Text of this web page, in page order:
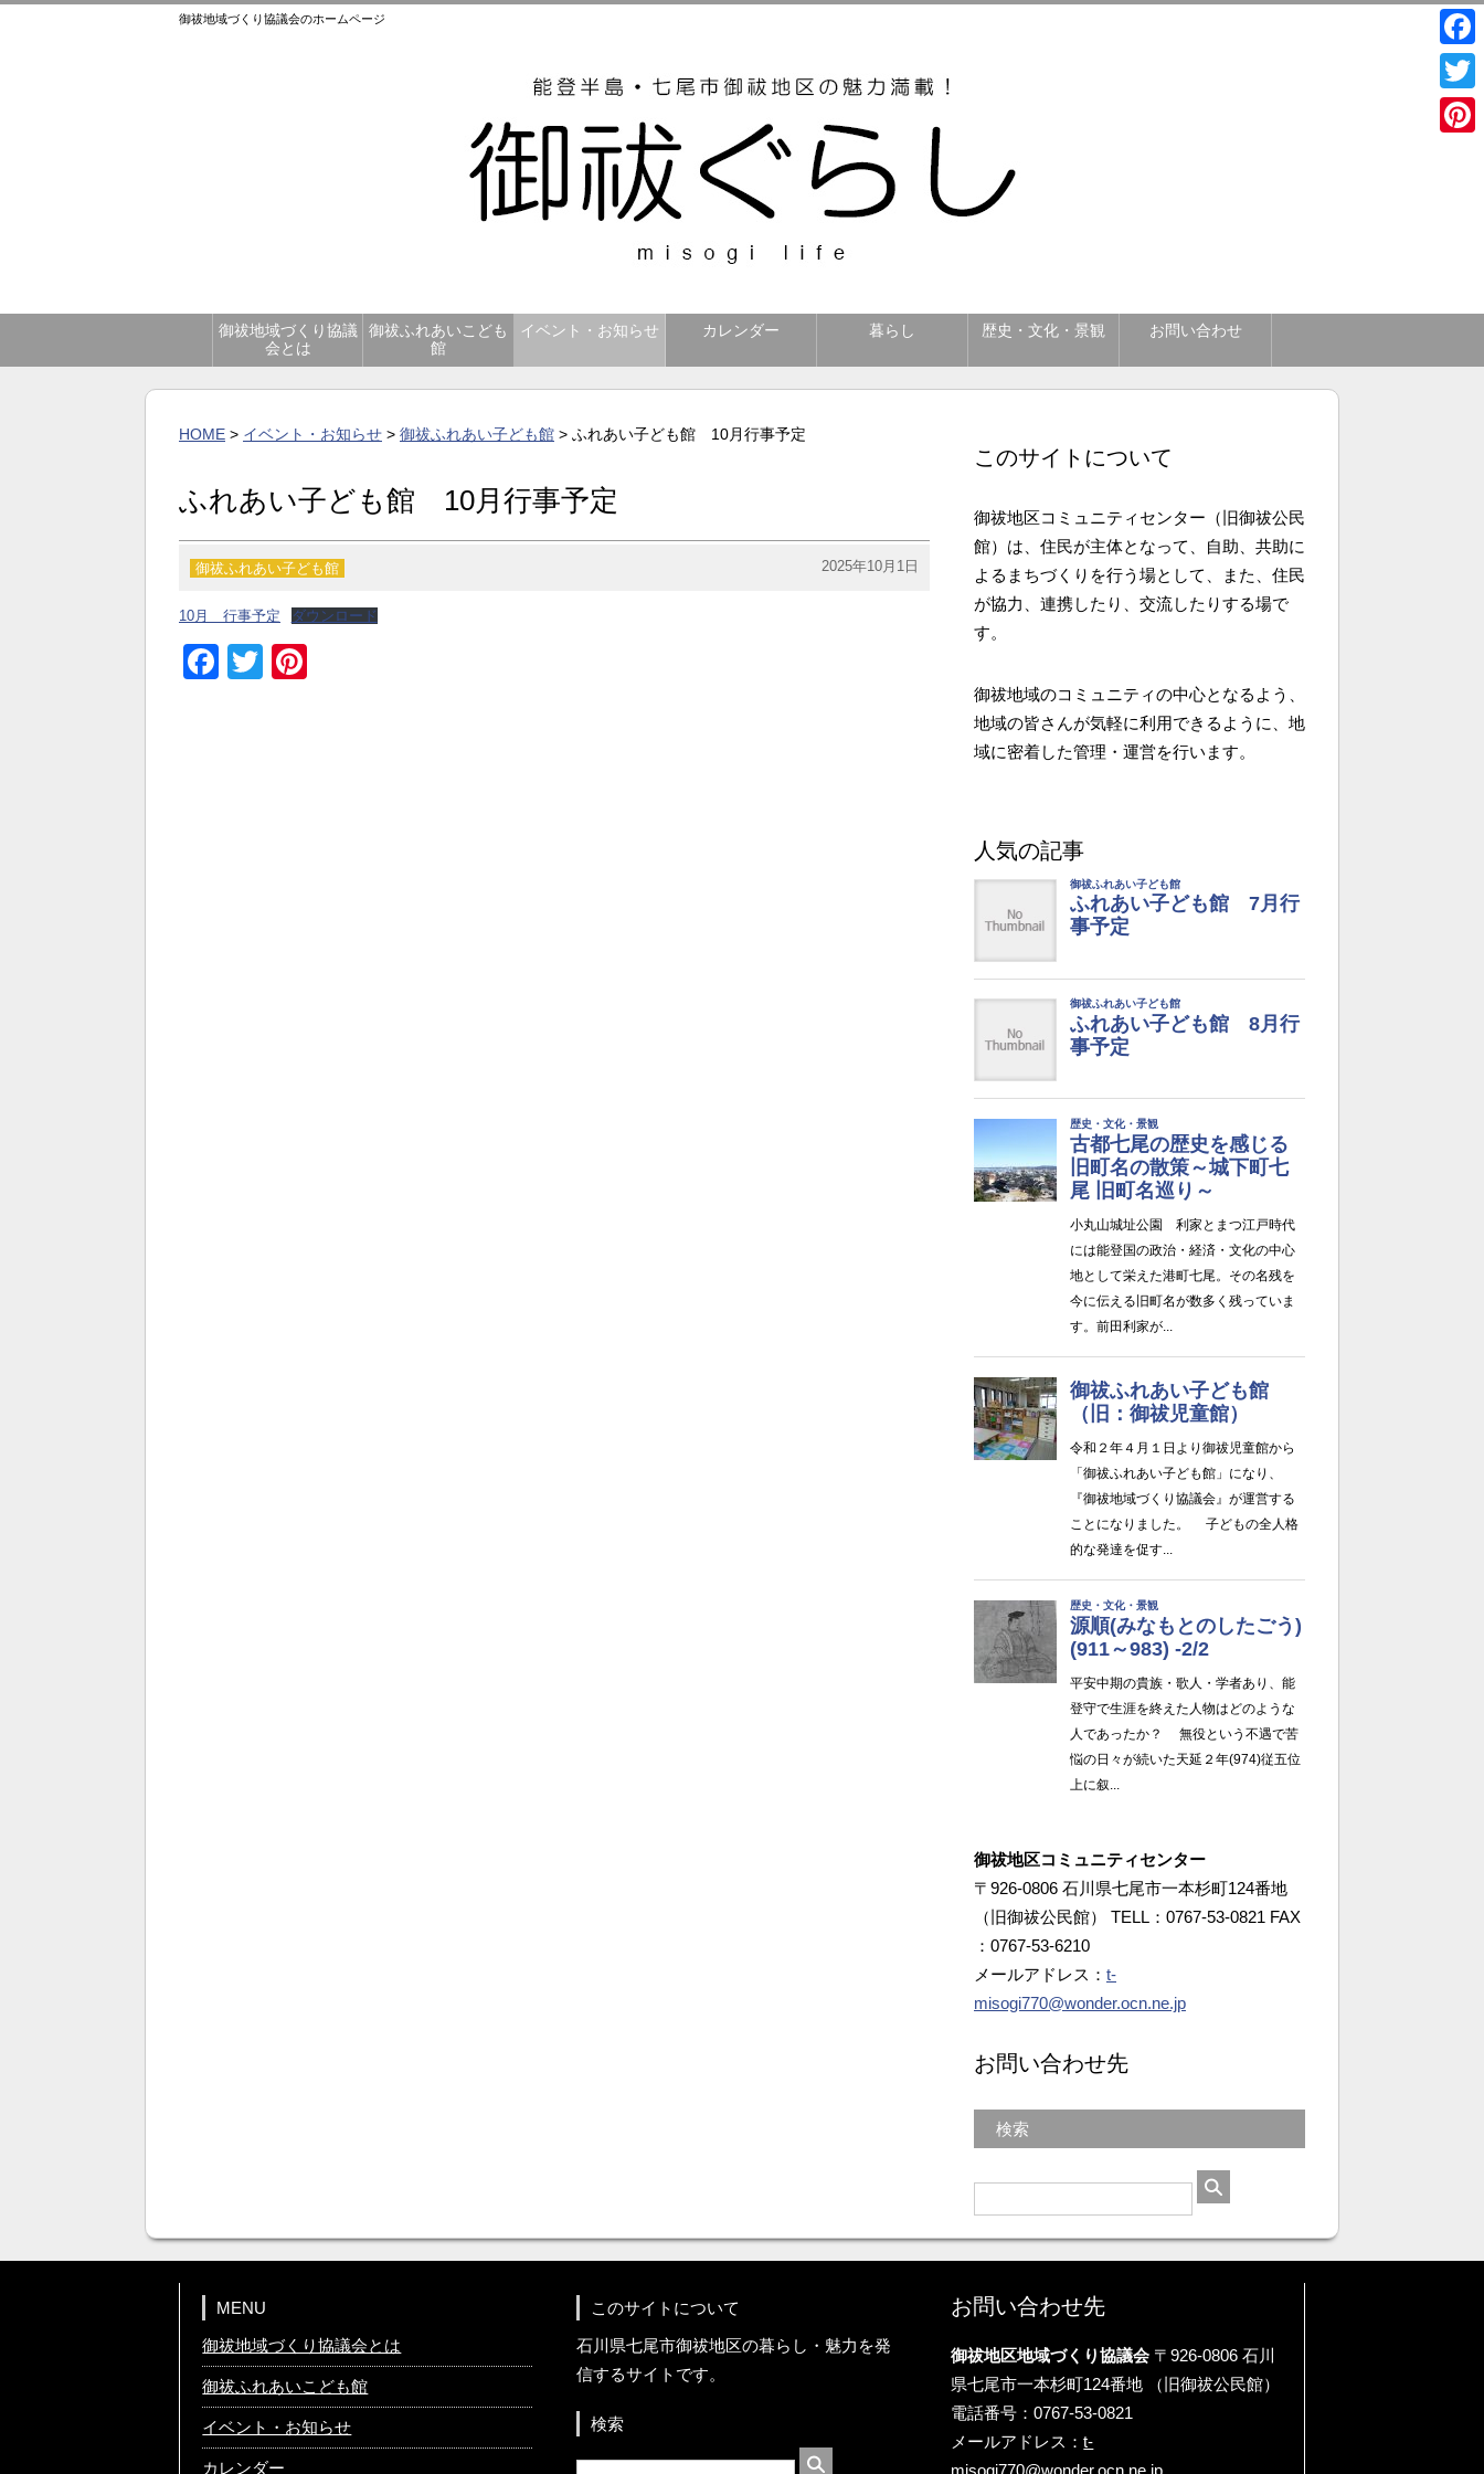
御祓地域づくり協議会のホームページ
御祓地域づくり協議
会とは
御祓ふれあいこども
館
イベント・お知らせ カレンダー 暮らし 歴史・文化・景観 お問い合わせ
HOME > イベント・お知らせ > 御祓ふれあい子ども館 > ふれあい子ども館 10月行事予定
ふれあい子ども館 10月行事予定
御祓ふれあい子ども館 2025年10月1日
10月 行事予定 ダウンロード
Facebook
Twitter
このサイトについて
御祓地区コミュニティセンター（旧御祓公民
館）は、住民が主体となって、自助、共助に
よるまちづくりを行う場として、また、住民
が協力、連携したり、交流したりする場で
す。
御祓地域のコミュニティの中心となるよう、
地域の皆さんが気軽に利用できるように、地
域に密着した管理・運営を行います。
人気の記事
御祓地区コミュニティセンター
〒926-0806 石川県七尾市一本杉町124番地
（旧御祓公民館） TELL：0767-53-0821 FAX
：0767-53-6210
メールアドレス： t-
misogi770@wonder.ocn.ne.jp
お問い合わせ先
検索
MENU
御祓地域づくり協議会とは
御祓ふれあいこども館
イベント・お知らせ
カレンダー
このサイトについて
石川県七尾市御祓地区の暮らし・魅力を発
信するサイトです。
検索
お問い合わせ先
御祓地区地域づくり協議会 〒926-0806 石川
県七尾市一本杉町124番地 （旧御祓公民館）
電話番号：0767-53-0821
メールアドレス：t-